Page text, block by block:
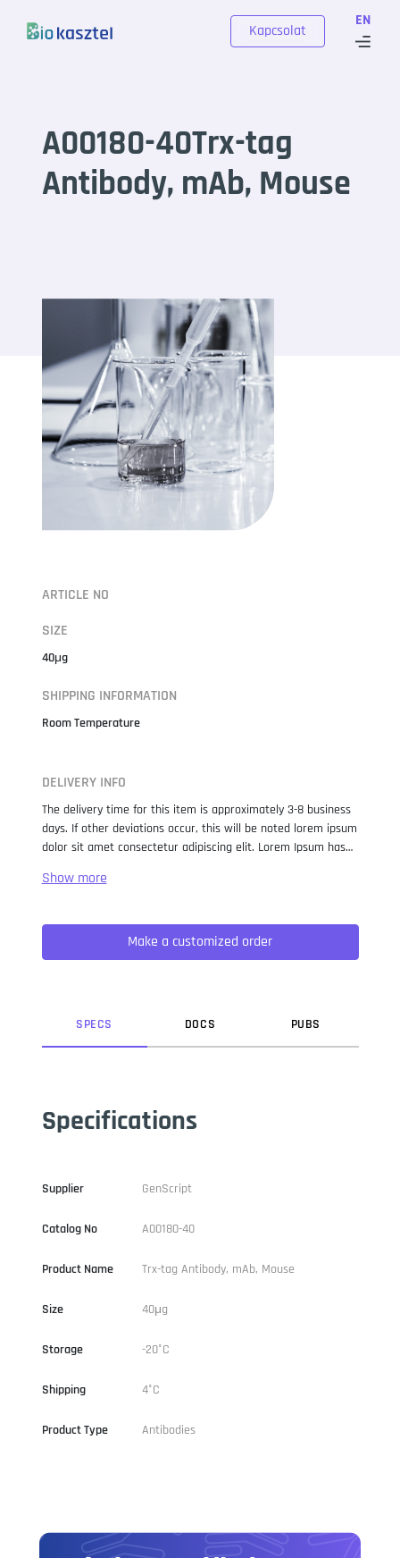
EN
Kapcsolat
A00180-40Trx-tag
Antibody, mAb, Mouse
ARTICLE NO
SIZE
40μg
SHIPPING INFORMATION
Room Temperature
DELIVERY INFO
The delivery time for this item is approximately 3-8 business
days. If other deviations occur, this will be noted lorem ipsum
dolor sit amet consectetur adipiscing elit. Lorem Ipsum has
when an unknown printer took a galley of type and
not only five centuries, but also the leap into electronic
typesetting, remaining essentially unchanged. It was
popularised in the 1960s with the release of Letraset sheets
Make a customized order
SPECS DOCS PUBS
Specifications
Supplier GenScript
Catalog No A00180-40
Product Name Trx-tag Antibody, mAb, Mouse
Size 40μg
Storage -20°C
Shipping 4°C
Product Type Antibodies